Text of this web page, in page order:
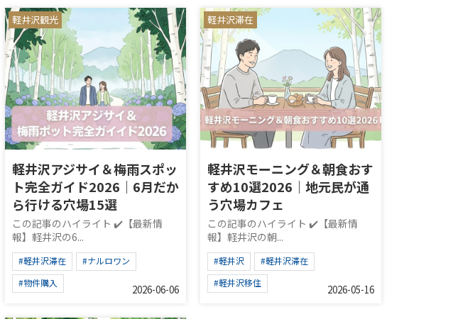
軽井沢観光
軽井沢アジサイ＆梅雨スポッ
ト完全ガイド2026｜6月だか
ら行ける穴場15選
この記事のハイライト ✔️【最新情
報】軽井沢の6...
#軽井沢滞在
#ナルロワン
#物件購入
2026-06-06
軽井沢滞在
軽井沢モーニング＆朝食おす
すめ10選2026｜地元民が通
う穴場カフェ
この記事のハイライト ✔️【最新情
報】軽井沢の朝...
#軽井沢
#軽井沢滞在
#軽井沢移住
2026-05-16